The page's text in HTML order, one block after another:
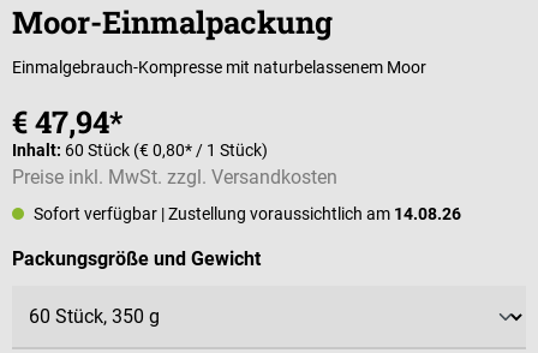
Moor-Einmalpackung
Einmalgebrauch-Kompresse mit naturbelassenem Moor
€ 47,94*
Inhalt: 60 Stück (€ 0,80* / 1 Stück)
Preise inkl. MwSt. zzgl. Versandkosten
Sofort verfügbar | Zustellung voraussichtlich am 14.08.26
Packungsgröße und Gewichtauswählen